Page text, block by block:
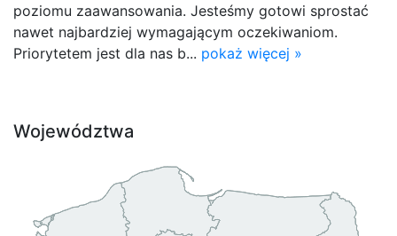
poziomu zaawansowania. Jesteśmy gotowi sprostać
nawet najbardziej wymagającym oczekiwaniom.
Priorytetem jest dla nas b... pokaż więcej »
Województwa